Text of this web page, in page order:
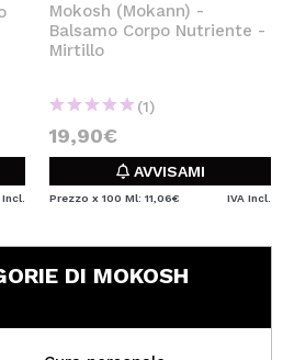
Incl.
Mokosh (Mokann) -
Balsamo Corpo Nutriente -
Mirtillo
(1)
19,90€
AVVISAMI
Prezzo x 100 Ml: 11,06€ IVA Incl.
DI MOKOSH